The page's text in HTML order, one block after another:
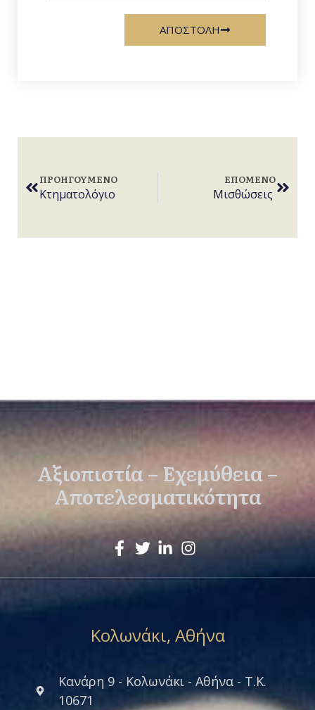
ΑΠΟΣΤΟΛΗ
ΠΡΟΗΓΟΎΜΕΝΟ
Κτηματολόγιο
ΕΠΌΜΕΝΟ
Μισθώσεις
Αξιοπιστία – Εχεμύθεια –
Αποτελεσματικότητα
Κολωνάκι, Αθήνα
Κανάρη 9 - Κολωνάκι - Αθήνα - Τ.Κ.
10671